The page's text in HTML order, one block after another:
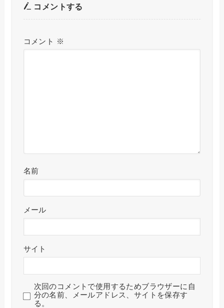
コメントする
コメント ※
名前
メール
サイト
次回のコメントで使用するためブラウザーに自
分の名前、メールアドレス、サイトを保存す
る。